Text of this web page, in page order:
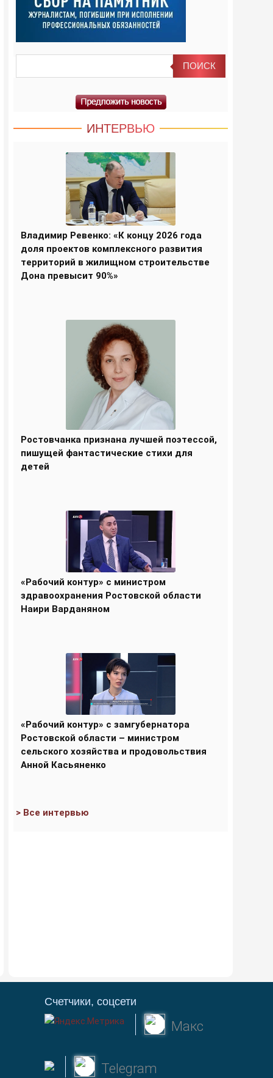
ИНТЕРВЬЮ
Владимир Ревенко: «К концу 2026 года
доля проектов комплексного развития
территорий в жилищном строительстве
Дона превысит 90%»
Ростовчанка признана лучшей поэтессой,
пишущей фантастические стихи для
детей
«Рабочий контур» с министром
здравоохранения Ростовской области
Наири Варданяном
«Рабочий контур» с замгубернатора
Ростовской области – министром
сельского хозяйства и продовольствия
Анной Касьяненко
> Все интервью
Счетчики, соцсети
Макс
Telegram